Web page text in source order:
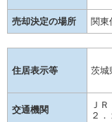
売却決定の場所 関東
住居表示等 茨城
交通機関
Ｊ
２